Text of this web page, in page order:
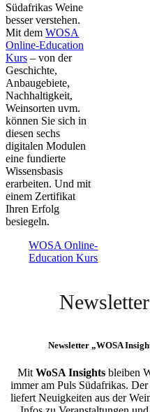
Südafrikas Weine
besser verstehen.
Mit dem WOSA
Online-Education
Kurs – von der
Geschichte,
Anbaugebiete,
Nachhaltigkeit,
Weinsorten uvm.
können Sie sich in
diesen sechs
digitalen Modulen
eine fundierte
Wissensbasis
erarbeiten. Und mit
einem Zertifikat
Ihren Erfolg
besiegeln.
WOSA Online-
Education Kurs
Newsletter
Newsletter „WOSA
Mit WoSA Insightsbleiben
immer am Puls Südafrikas.
liefert Neuigkeiten aus der